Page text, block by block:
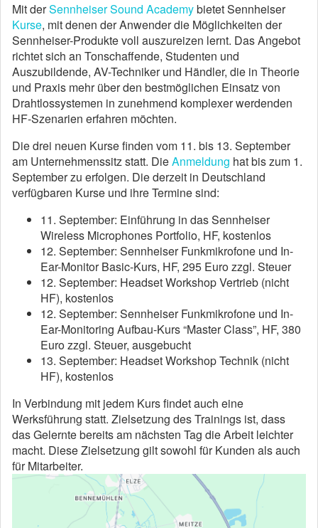
Mit derSennheiser Sound Academybietet Sennheiser
Kurse, mit denen der Anwender die Möglichkeiten der
Sennheiser-Produkte voll auszureizen lernt. Das Angebot
richtet sich an Tonschaffende, Studenten und
Auszubildende, AV-Techniker und Händler, die in Theorie
und Praxis mehr über den bestmöglichen Einsatz von
Drahtlossystemen in zunehmend komplexer werdenden
HF-Szenarien erfahren möchten.
Die drei neuen Kurse finden vom 11. bis 13. September
am Unternehmenssitz statt. DieAnmeldung hat bis zum 1.
September zu erfolgen. Die derzeit in Deutschland
verfügbaren Kurse und ihre Termine sind:
11. September: Einführung in das Sennheiser
Wireless Microphones Portfolio, HF, kostenlos
12. September: Sennheiser Funkmikrofone und In-
Ear-Monitor Basic-Kurs, HF, 295 Euro zzgl. Steuer
12. September: Headset Workshop Vertrieb (nicht
HF), kostenlos
12. September: Sennheiser Funkmikrofone und In-
Ear-Monitoring Aufbau-Kurs “Master Class”, HF, 380
Euro zzgl. Steuer, ausgebucht
13. September: Headset Workshop Technik (nicht
HF), kostenlos
In Verbindung mit jedem Kurs findet auch eine
Werksführung statt. Zielsetzung des Trainings ist, dass
das Gelernte bereits am nächsten Tag die Arbeit leichter
macht. Diese Zielsetzung gilt sowohl für Kunden als auch
für Mitarbeiter.